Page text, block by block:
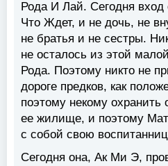
Рода И Лай. Сегодня вход
Что Ждет, и не дочь, не
не братья и не сестры.
не осталось из этой
Рода. Поэтому никто не
дороге предков, как
поэтому некому охранить
ее жилище, и поэтому
с собой свою
Сегодня она, Ак Ми Э,